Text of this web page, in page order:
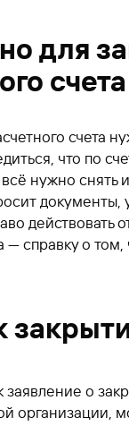
для
счета
счета
что по
нужно снять
действовать
— справку о
заявление о
организации,